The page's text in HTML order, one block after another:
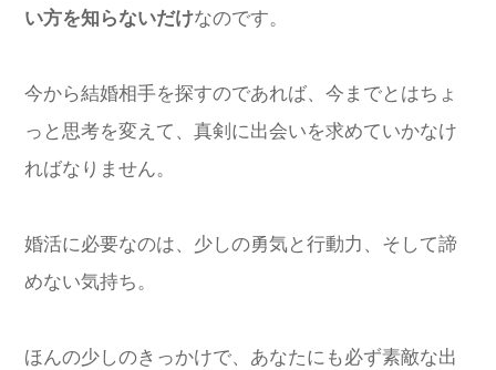
い方を知らないだけなのです。
今から結婚相手を探すのであれば、今までとはちょ
っと思考を変えて、真剣に出会いを求めていかなけ
ればなりません。
婚活に必要なのは、少しの勇気と行動力、そして諦
めない気持ち。
ほんの少しのきっかけで、あなたにも必ず素敵な出